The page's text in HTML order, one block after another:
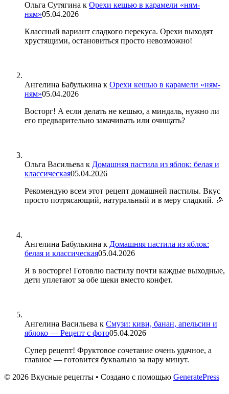
Ольга Сутягина к Орехи кешью в карамели «ням-
ням»05.04.2026
Классный вариант сладкого перекуса. Орехи выходят
хрустящими, остановиться просто невозможно!
Ангелина Бабулькина к Орехи кешью в карамели «ням-
ням»05.04.2026
Восторг! А если делать не кешью, а миндаль, нужно ли
его предварительно замачивать или очищать?
Ольга Васильева к Домашняя пастила из яблок: белая и
классическая05.04.2026
Рекомендую всем этот рецепт домашней пастилы. Вкус
просто потрясающий, натуральный и в меру сладкий. 🎉
Ангелина Бабулькина к Домашняя пастила из яблок:
белая и классическая05.04.2026
Я в восторге! Готовлю пастилу почти каждые выходные,
дети уплетают за обе щеки вместо конфет.
Ангелина Васильева к Смузи: киви, банан, апельсин и
яблоко — Рецепт с фото05.04.2026
Супер рецепт! Фруктовое сочетание очень удачное, а
главное — готовится буквально за пару минут.
© 2026 Вкусные рецепты • Создано с помощью GeneratePress